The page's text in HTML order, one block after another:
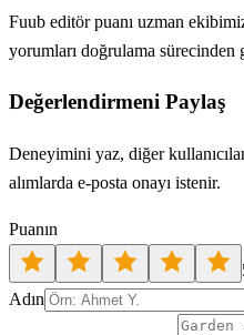
Fuub editör puanı uzman
yorumları doğrulama sürecinden
Değerlendirmeni Paylaş
Deneyimini yaz, diğer
alımlarda e-posta onayı istenir.
Puanın
Adın